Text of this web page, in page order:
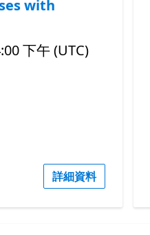
with
下午 (UTC)
詳細資料